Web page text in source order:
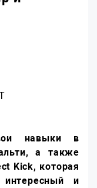
навыки в
а также
Kick, которая
интересный и